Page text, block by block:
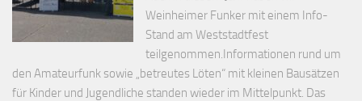
Weinheimer Funker mit einem Info-
Stand am Weststadtfest
teilgenommen.Informationen rund um
den Amateurfunk sowie „betreutes Löten“ mit kleinen Bausätzen
für Kinder und Jugendliche standen wieder im Mittelpunkt. Das